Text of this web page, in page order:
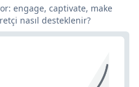
engage, captivate, make
nasıl desteklenir?